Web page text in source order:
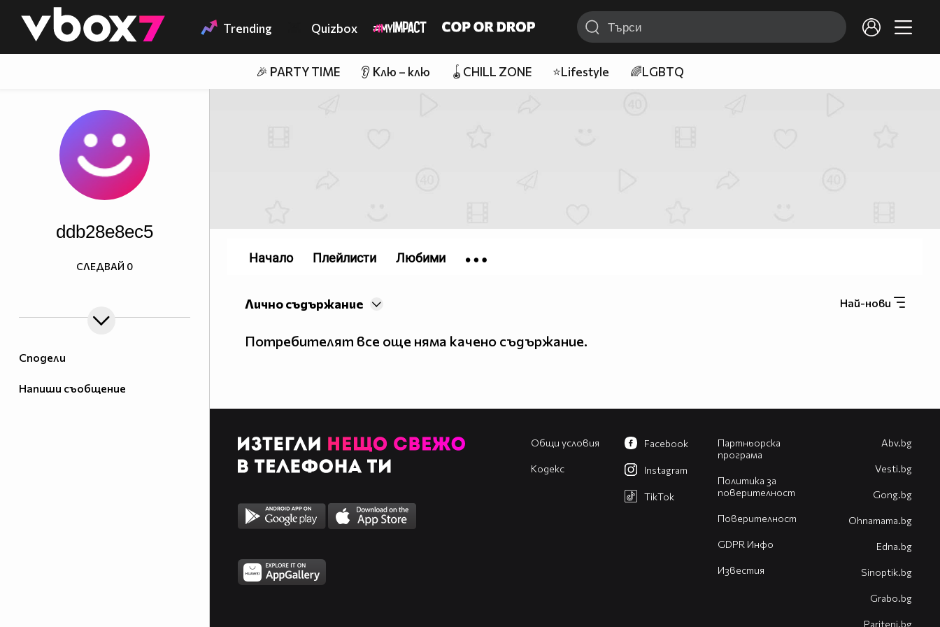
👾 Trending Quizbox
🎉 PARTY TIME 👂 Клю – клю 🪀CHILL ZONE ⭐Lifestyle 🌈LGBTQ
Сподели
Напиши съобщение
ddb28e8ec5
СЛЕДВАЙ 0
Най-нови
Лично съдържание
Потребителят все още няма качено съдържание.
Начало Плейлисти Любими
Общи условия
Кодекс
Партньорска
програма
Политика за
поверителност
Поверителност
GDPR Инфо
Известия
Facebook
Instagram
TikTok
Abv.bg
Vesti.bg
Gong.bg
Оhnamama.bg
Edna.bg
Sinoptik.bg
Grabo.bg
Pariteni.bg